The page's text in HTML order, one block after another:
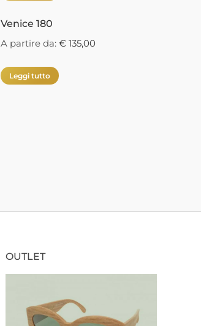
Venice 180
A partire da: € 135,00
Leggi tutto
OUTLET